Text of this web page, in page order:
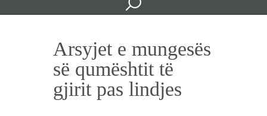
Arsyjet e mungesës
së qumështit të
gjirit pas lindjes
USHQYERJA
PRINDËR
SHËNDET
EMRA SHQIP